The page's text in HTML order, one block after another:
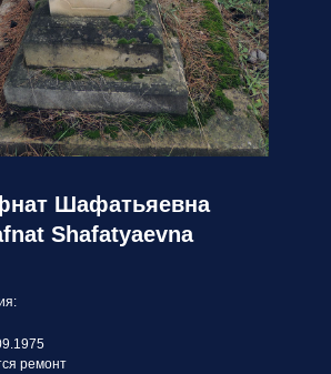
Шафатьяевна
Shafatyaevna
ремонт